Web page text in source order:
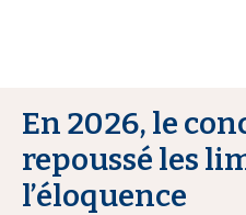
En 2026, le
repoussé les
l’éloquence